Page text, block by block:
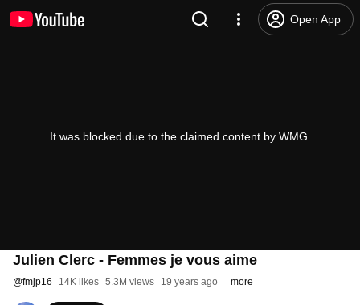
Open App
It was blocked due to the claimed content by WMG.
Julien Clerc - Femmes je vous aime
@fmjp16 14K likes 5.3M views 19 years ago more